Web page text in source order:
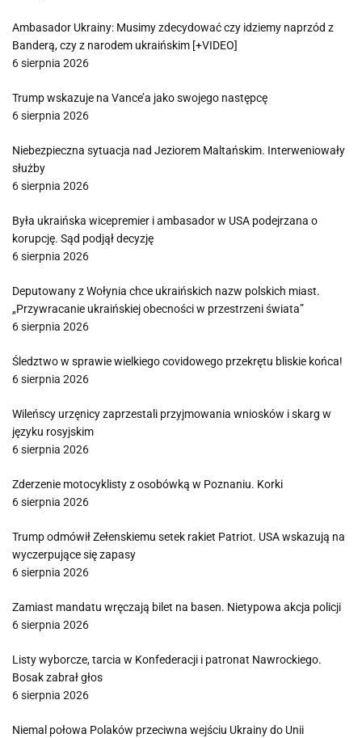
Ambasador Ukrainy: Musimy zdecydować czy idziemy naprzód z
Banderą, czy z narodem ukraińskim [+VIDEO]
6 sierpnia 2026
Trump wskazuje na Vance’a jako swojego następcę
6 sierpnia 2026
Niebezpieczna sytuacja nad Jeziorem Maltańskim. Interweniowały
służby
6 sierpnia 2026
Była ukraińska wicepremier i ambasador w USA podejrzana o
korupcję. Sąd podjął decyzję
6 sierpnia 2026
Deputowany z Wołynia chce ukraińskich nazw polskich miast.
„Przywracanie ukraińskiej obecności w przestrzeni świata”
6 sierpnia 2026
Śledztwo w sprawie wielkiego covidowego przekrętu bliskie końca!
6 sierpnia 2026
Wileńscy urzęnicy zaprzestali przyjmowania wniosków i skarg w
języku rosyjskim
6 sierpnia 2026
Zderzenie motocyklisty z osobówką w Poznaniu. Korki
6 sierpnia 2026
Trump odmówił Zełenskiemu setek rakiet Patriot. USA wskazują na
wyczerpujące się zapasy
6 sierpnia 2026
Zamiast mandatu wręczają bilet na basen. Nietypowa akcja policji
6 sierpnia 2026
Listy wyborcze, tarcia w Konfederacji i patronat Nawrockiego.
Bosak zabrał głos
6 sierpnia 2026
Niemal połowa Polaków przeciwna wejściu Ukrainy do Unii